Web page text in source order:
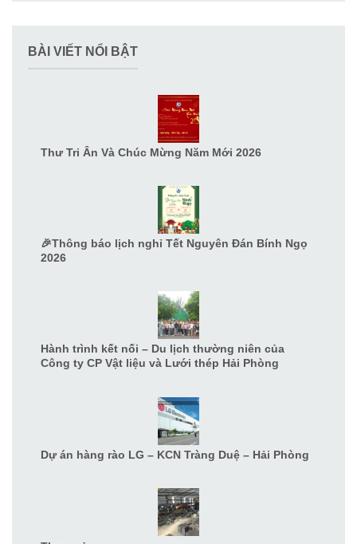
BÀI VIẾT NỔI BẬT
Thư Tri Ân Và Chúc Mừng Năm Mới 2026
🎉Thông báo lịch nghỉ Tết Nguyên Đán Bính Ngọ
2026
Hành trình kết nối – Du lịch thường niên của
Công ty CP Vật liệu và Lưới thép Hải Phòng
Dự án hàng rào LG – KCN Tràng Duệ – Hải Phòng